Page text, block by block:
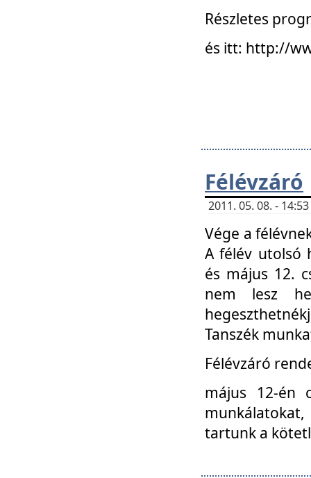
Részletes
és itt: http://
Félévzáró
2011. 05. 08. -
Vége a
A félév utolsó
és május 12.
nem lesz
Tanszék
Félévzáró
május 12-én
tartunk a